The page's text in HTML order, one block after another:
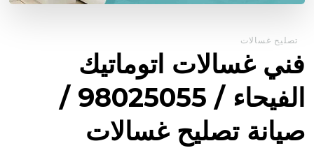
تصليح غسالات
فني غسالات اتوماتيك
الفيحاء / 98025055 /
صيانة تصليح غسالات